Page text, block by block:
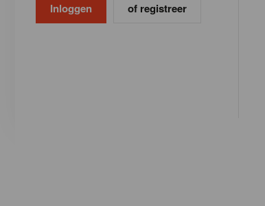
of registreer